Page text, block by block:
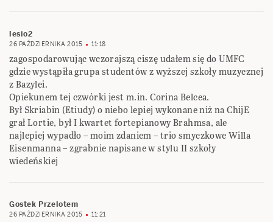
lesio2
26 PAŹDZIERNIKA 2015 11:18
zagospodarowując wczorajszą ciszę udałem się do UMFC
gdzie wystąpiła grupa studentów z wyższej szkoły muzycznej
z Bazylei.
Opiekunem tej czwórki jest m.in. Corina Belcea.
Był Skriabin (Etiudy) o niebo lepiej wykonane niż na ChijE
grał Lortie, był I kwartet fortepianowy Brahmsa, ale
najlepiej wypadło – moim zdaniem – trio smyczkowe Willa
Eisenmanna – zgrabnie napisane w stylu II szkoły
wiedeńskiej
Gostek Przelotem
26 PAŹDZIERNIKA 2015 11:21